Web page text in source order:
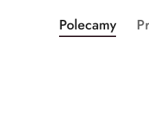
Pomiń karuzelę
Produkty
o
Polecamy